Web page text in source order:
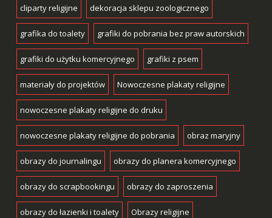
cliparty religijne dekoracja sklepu zoologicznego
grafika do toalety grafiki do pobrania bez praw autorskich
grafiki do użytku komercyjnego grafiki z psem
materiały do projektów Nowoczesne plakaty religijne
nowoczesne plakaty religijne do druku
nowoczesne plakaty religijne do pobrania obraz maryjny
obrazy do journalingu obrazy do planera komercyjnego
obrazy do scrapbookingu obrazy do zaproszenia
obrazy do łazienki i toalety Obrazy religijne